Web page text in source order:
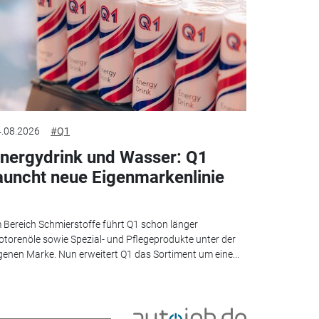
#Q1
und Wasser: Q1
neue Eigenmarkenlinie
Bereich Schmierstoffe führt Q1 schon länger
sowie Spezial- und Pflegeprodukte unter der
Marke. Nun erweitert Q1 das Sortiment um eine...